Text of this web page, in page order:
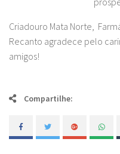
Criadouro Mata Norte,
Recanto agradece pelo
amigos!
Compartilhe: